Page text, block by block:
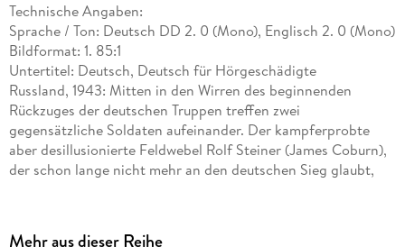
Technische Angaben:
Sprache / Ton: Deutsch DD 2. 0 (Mono), Englisch 2. 0 (Mono)
Bildformat: 1. 85:1
Untertitel: Deutsch, Deutsch für Hörgeschädigte
Russland, 1943: Mitten in den Wirren des beginnenden
Rückzuges der deutschen Truppen treffen zwei
gegensätzliche Soldaten aufeinander. Der kampferprobte
aber desillusionierte Feldwebel Rolf Steiner (James Coburn),
der schon lange nicht mehr an den deutschen Sieg glaubt,
Mehr aus dieser Reihe